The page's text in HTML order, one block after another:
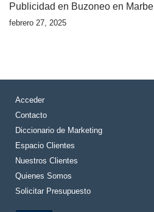
Publicidad en Buzoneo en
febrero 27, 2025
Acceder
Contacto
Diccionario de Marketing
Espacio Clientes
Nuestros Clientes
Quienes Somos
Solicitar Presupuesto